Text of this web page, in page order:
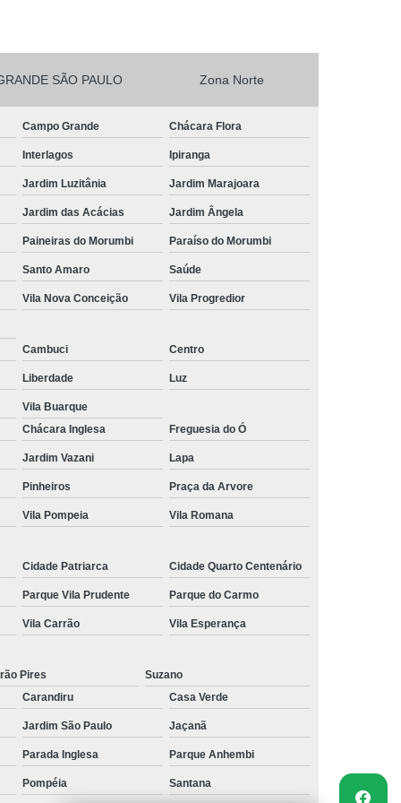
para Festa São João Climaco
Salgadinhos para Aniversário Infantil Sacomã
de Aniversario Pq Bristol
Perto de Mim Vila Liviero
Festa São João Climaco
para Festas São Caetano
Festa Heliópolis
Kit Salgado para Festa
Salgado para Festa Congelado
Infantil
Salgado para Festa de Casamento
Salgado para Festa Encomenda
Salgado para Festa para 30 Pessoas
SÃO PAULO Zona Norte
Campo Grande Chácara Flora
Interlagos Ipiranga
Jardim Luzitânia Jardim Marajoara
Jardim das Acácias Jardim Ângela
Paineiras do Morumbi Paraíso do Morumbi
Santo Amaro Saúde
Vila Nova Conceição Vila Progredior
Cambuci Centro
Liberdade Luz
Vila Buarque
Chácara Inglesa Freguesia do Ó
Jardim Vazani Lapa
Pinheiros Praça da Arvore
Vila Pompeia Vila Romana
Cidade Patriarca Cidade Quarto Centenário
Parque Vila Prudente Parque do Carmo
Vila Carrão Vila Esperança
Pires
Suzano
Carandiru Casa Verde
Jardim São Paulo Jaçanã
Parada Inglesa Parque Anhembi
Pompéia Santana